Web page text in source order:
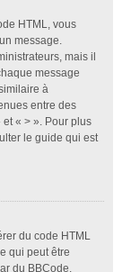
HTML, vous
message.
mais il
message
à
entre des
« > ». Pour plus
le guide qui est
du code HTML
qui peut être
du BBCode.